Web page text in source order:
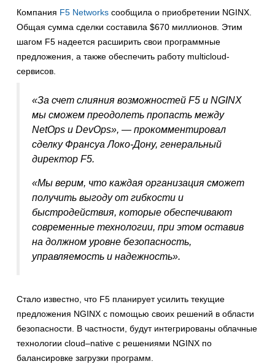
Компания F5 Networks сообщила о приобретении NGINX.
Общая сумма сделки составила $670 миллионов. Этим
шагом F5 надеется расширить свои программные
предложения, а также обеспечить работу multicloud-
сервисов.
«За счет слияния возможностей F5 и NGINX
мы сможем преодолеть пропасть между
NetOps и DevOps», — прокомментировал
сделку Франсуа Локо-Дону, генеральный
директор F5.
«Мы верим, что каждая организация сможет
получить выгоду от гибкости и
быстродействия, которые обеспечивают
современные технологии, при этом оставив
на должном уровне безопасность,
управляемость и надежность».
Стало известно, что F5 планирует усилить текущие
предложения NGINX с помощью своих решений в области
безопасности. В частности, будут интегрированы облачные
технологии cloud–native с решениями NGINX по
балансировке загрузки программ.